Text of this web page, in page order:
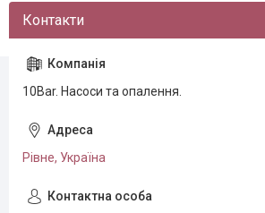
10Bar. Насоси та опалення.
Рівне, Україна